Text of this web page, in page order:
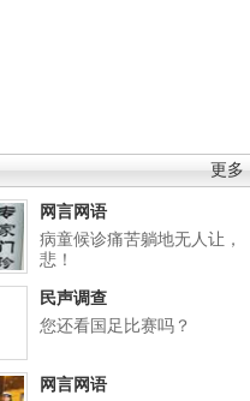
更多
网言网语
病童候诊痛苦躺地无人让，
悲！
民声调查
您还看国足比赛吗？
网言网语